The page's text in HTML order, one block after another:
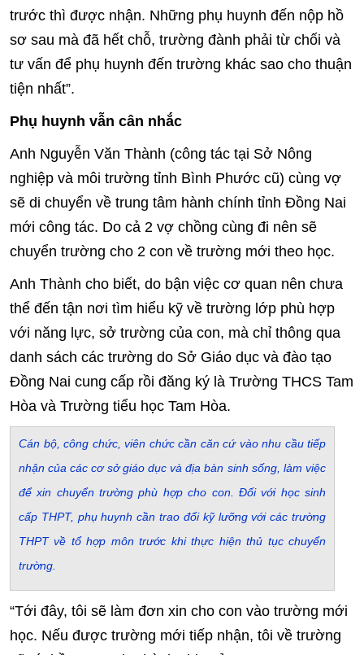
trước thì được nhận. Những phụ huynh đến nộp hồ
sơ sau mà đã hết chỗ, trường đành phải từ chối và
tư vấn để phụ huynh đến trường khác sao cho thuận
tiện nhất”.
Phụ huynh vẫn cân nhắc
Anh Nguyễn Văn Thành (công tác tại Sở Nông
nghiệp và môi trường tỉnh Bình Phước cũ) cùng vợ
sẽ di chuyển về trung tâm hành chính tỉnh Đồng Nai
mới công tác. Do cả 2 vợ chồng cùng đi nên sẽ
chuyển trường cho 2 con về trường mới theo học.
Anh Thành cho biết, do bận việc cơ quan nên chưa
thể đến tận nơi tìm hiểu kỹ về trường lớp phù hợp
với năng lực, sở trường của con, mà chỉ thông qua
danh sách các trường do Sở Giáo dục và đào tạo
Đồng Nai cung cấp rồi đăng ký là Trường THCS Tam
Hòa và Trường tiểu học Tam Hòa.
Cán bộ, công chức, viên chức cần căn cứ vào nhu cầu tiếp
nhận của các cơ sở giáo dục và địa bàn sinh sống, làm việc
để xin chuyển trường phù hợp cho con. Đối với học sinh
cấp THPT, phụ huynh cần trao đổi kỹ lưỡng với các trường
THPT về tổ hợp môn trước khi thực hiện thủ tục chuyển
trường.
“Tới đây, tôi sẽ làm đơn xin cho con vào trường mới
học. Nếu được trường mới tiếp nhận, tôi về trường